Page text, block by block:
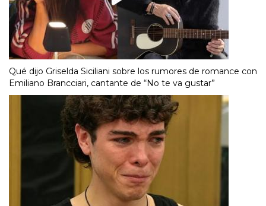
Qué dijo Griselda Siciliani sobre los rumores de romance con
Emiliano Brancciari, cantante de “No te va gustar”